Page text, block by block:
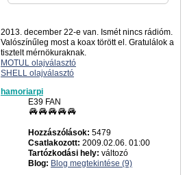
2013. december 22-e van. Ismét nincs rádióm.
Valószínűleg most a koax törött el. Gratulálok a
tisztelt mérnökuraknak.
MOTUL olajválasztó
SHELL olajválasztó
hamoriarpi
E39 FAN
Hozzászólások: 5479
Csatlakozott: 2009.02.06. 01:00
Tartózkodási hely: változó
Blog: Blog megtekintése (9)